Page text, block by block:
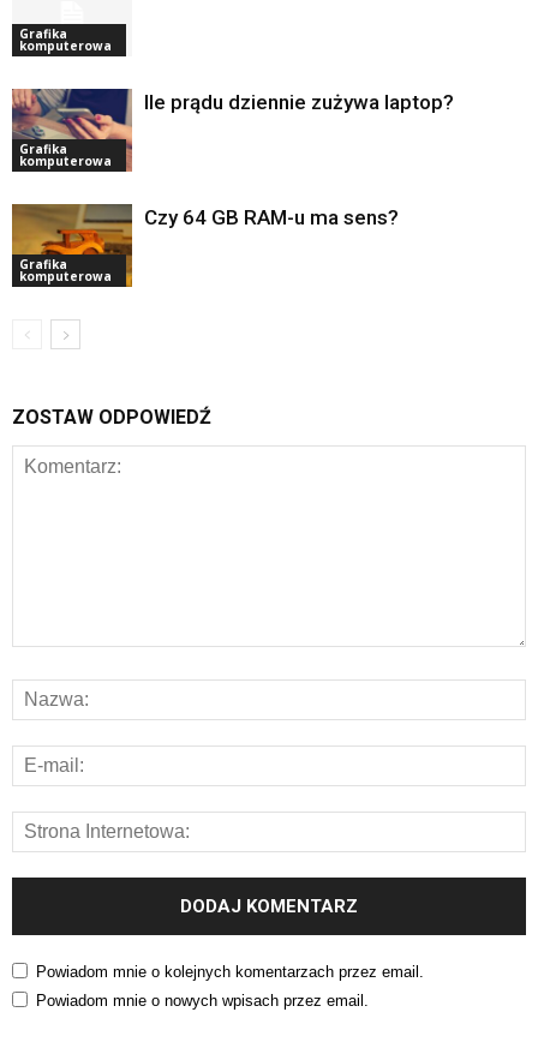
Grafika
komputerowa
Grafika
komputerowa
Ile prądu dziennie zużywa laptop?
Grafika
komputerowa
Czy 64 GB RAM-u ma sens?
ZOSTAW ODPOWIEDŹ
Powiadom mnie o kolejnych komentarzach przez email.
Powiadom mnie o nowych wpisach przez email.